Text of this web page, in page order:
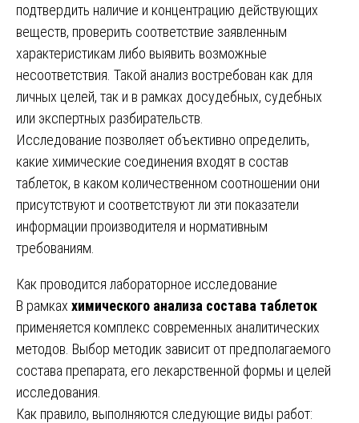
подтвердить наличие и концентрацию действующих
веществ, проверить соответствие заявленным
характеристикам либо выявить возможные
несоответствия. Такой анализ востребован как для
личных целей, так и в рамках досудебных, судебных
или экспертных разбирательств.
Исследование позволяет объективно определить,
какие химические соединения входят в состав
таблеток, в каком количественном соотношении они
присутствуют и соответствуют ли эти показатели
информации производителя и нормативным
требованиям.
Как проводится лабораторное исследование
В рамках химического анализа состава таблеток
применяется комплекс современных аналитических
методов. Выбор методик зависит от предполагаемого
состава препарата, его лекарственной формы и целей
исследования.
Как правило, выполняются следующие виды работ: